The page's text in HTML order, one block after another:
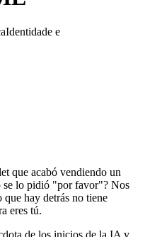
Identidade e
que acabó vendiendo un
se lo pidió "por favor"? Nos
hay detrás no tiene
eres tú.